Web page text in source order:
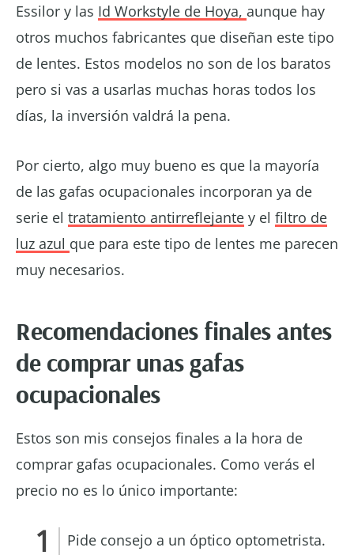
Essilor y las Id Workstyle de Hoya, aunque hay
otros muchos fabricantes que diseñan este tipo
de lentes. Estos modelos no son de los baratos
pero si vas a usarlas muchas horas todos los
días, la inversión valdrá la pena.
Por cierto, algo muy bueno es que la mayoría
de las gafas ocupacionales incorporan ya de
serie el tratamiento antirreflejante y el filtro de
luz azul que para este tipo de lentes me parecen
muy necesarios.
Recomendaciones finales antes
de comprar unas gafas
ocupacionales
Estos son mis consejos finales a la hora de
comprar gafas ocupacionales. Como verás el
precio no es lo único importante:
Pide consejo a un óptico optometrista.